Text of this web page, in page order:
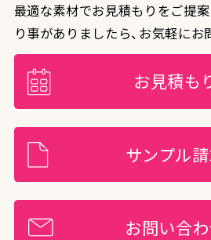
最適な素材でお見積もりをご提
り事がありましたら、お気軽にお
お見積も
サンプル
お問い合